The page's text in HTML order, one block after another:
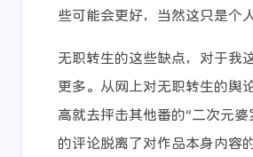
方式，您可以
嘛。谢谢您 [
你好👋，本站
即将过期，先
站地址: [链接]
5-7-2026
些可能会更好，当然这只是个
无职转生的这些缺点，对于我
更多。从网上对无职转生的舆
高就去抨击其他番的“二次元
的评论脱离了对作品本身内容